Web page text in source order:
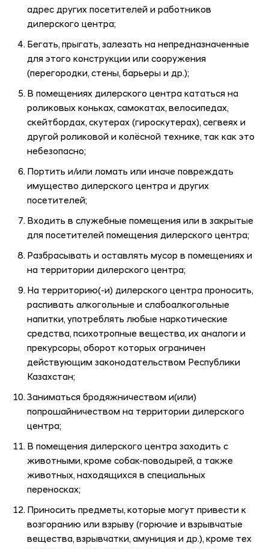
адрес других посетителей и работников
дилерского центра;
Бегать, прыгать, залезать на непредназначенные
для этого конструкции или сооружения
(перегородки, стены, барьеры и др.);
В помещениях дилерского центра кататься на
роликовых коньках, самокатах, велосипедах,
скейтбордах, скутерах (гироскутерах), сегвеях и
другой роликовой и колёсной технике, так как это
небезопасно;
Портить и/или ломать или иначе повреждать
имущество дилерского центра и других
посетителей;
Входить в служебные помещения или в закрытые
для посетителей помещения дилерского центра;
Разбрасывать и оставлять мусор в помещениях и
на территории дилерского центра;
На территорию(-и) дилерского центра проносить,
распивать алкогольные и слабоалкогольные
напитки, употреблять любые наркотические
средства, психотропные вещества, их аналоги и
прекурсоры, оборот которых ограничен
действующим законодательством Республики
Казахстан;
Заниматься бродяжничеством и(или)
попрошайничеством на территории дилерского
центра;
В помещения дилерского центра заходить с
животными, кроме собак-поводырей, а также
животных, находящихся в специальных
переносках;
Приносить предметы, которые могут привести к
возгоранию или взрыву (горючие и взрывчатые
вещества, взрывчатки, амуниция и др.), кроме тех